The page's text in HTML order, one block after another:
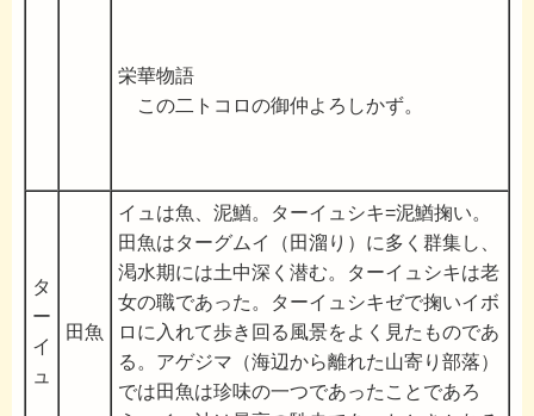
栄華物語
この二トコロの御仲よろしかず。
タ
ー
イ
ュ
田魚
イュは魚、泥鰌。ターイュシキ=泥鰌掬い。
田魚はターグムイ（田溜り）に多く群集し、
渇水期には土中深く潜む。ターイュシキは老
女の職であった。ターイュシキゼで掬いイボ
ロに入れて歩き回る風景をよく見たものであ
る。アゲジマ（海辺から離れた山寄り部落）
では田魚は珍味の一つであったことであろ